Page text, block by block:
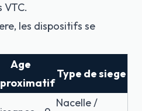
VTC.
, les dispositifs se
Age
Type de siege
Nacelle /